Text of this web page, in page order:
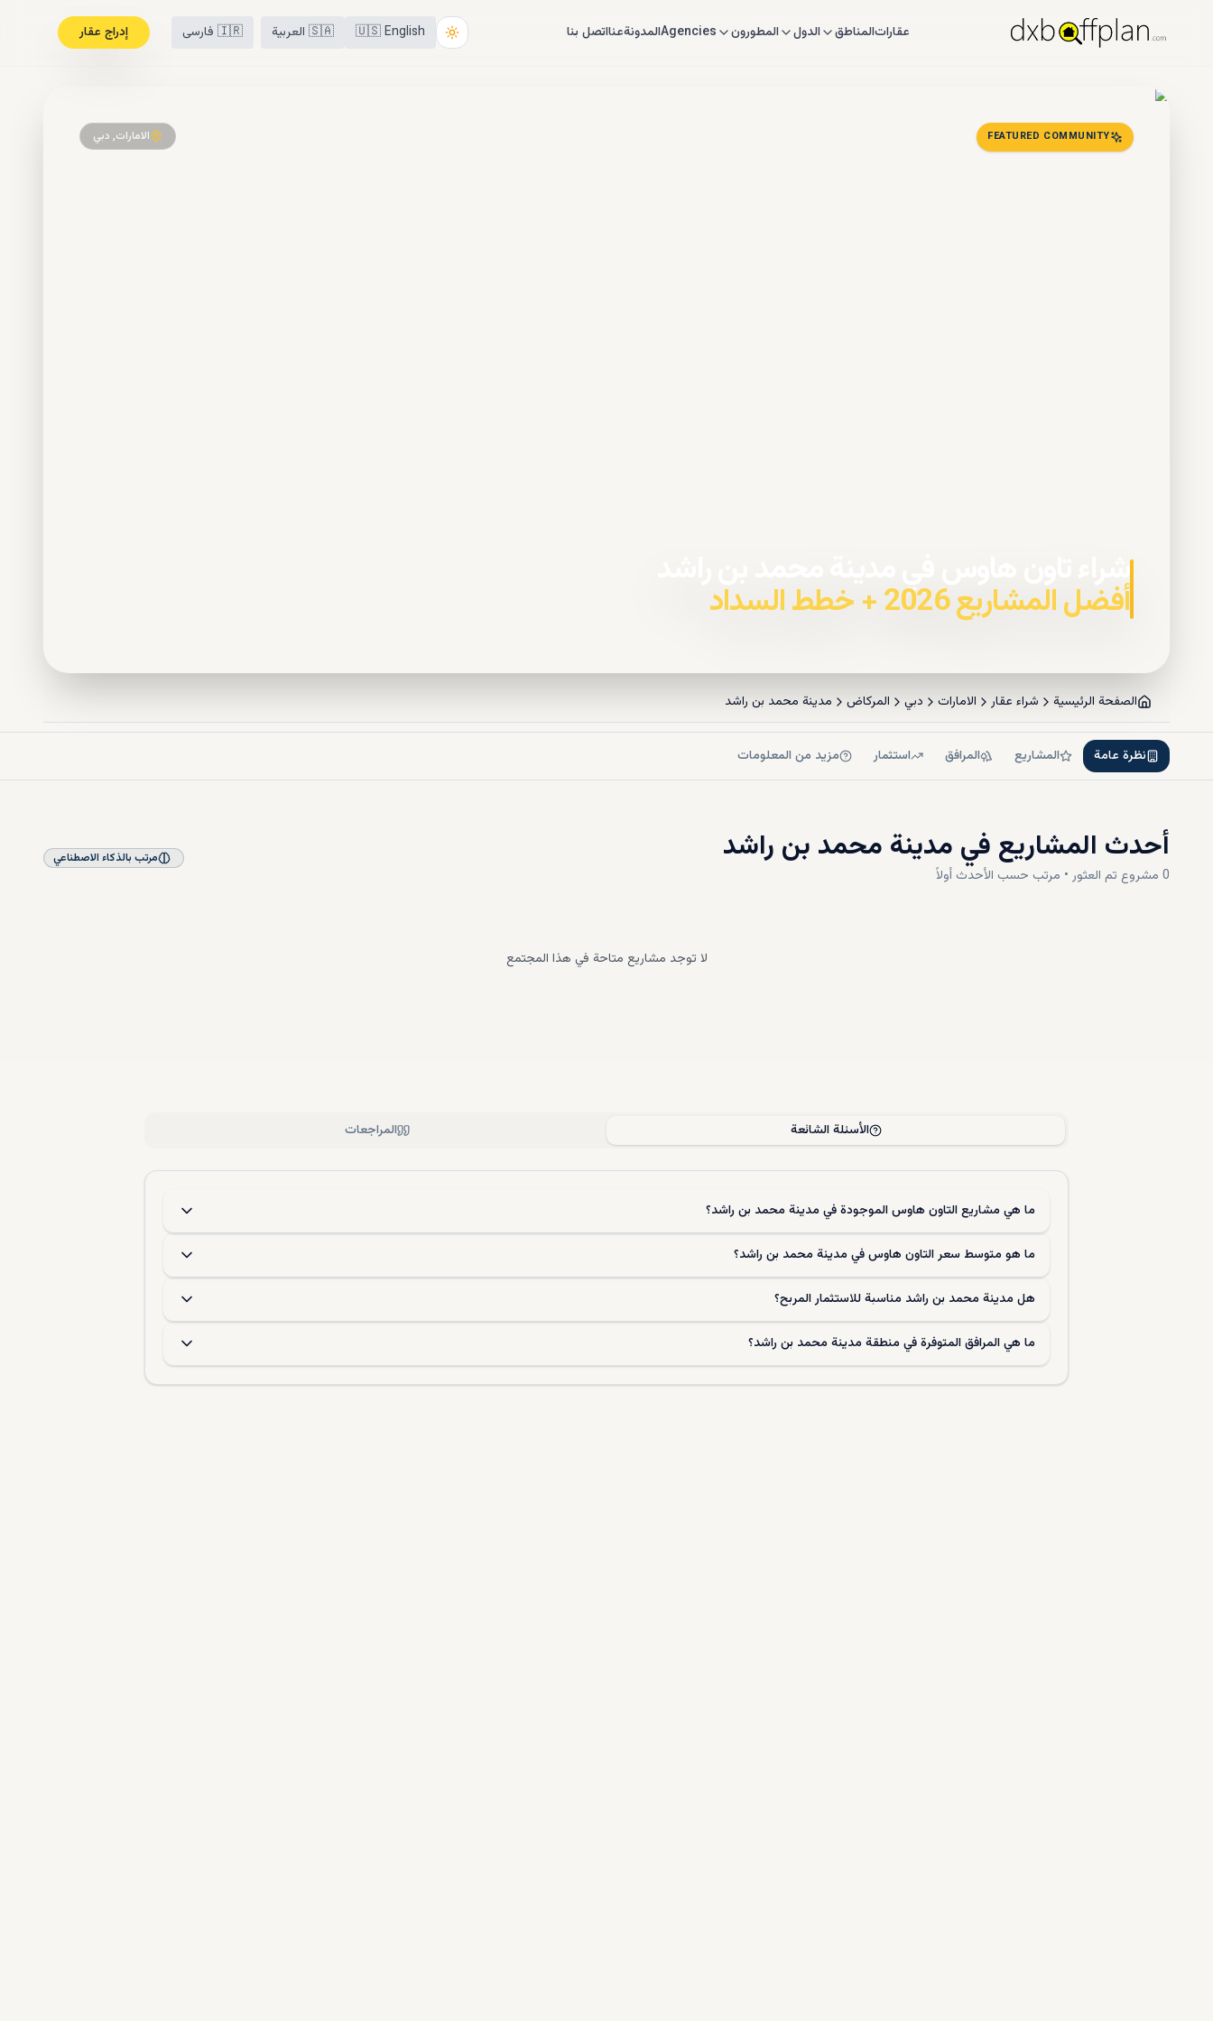
عقاراتالمناطق الدول المطورون Agenciesالمدونةعنااتصل بنا 🇺🇸English
🇸🇦 العربية 🇮🇷 فارسی إدراج عقار
FEATURED COMMUNITY الامارات, دبي
شراء تاون هاوس في مدينة محمد بن راشد
أفضل المشاريع 2026 + خطط السداد
الصفحة الرئيسية شراء عقار الامارات دبي المركاض مدينة محمد بن راشد
نظرة عامة المشاريع المرافق استثمار مزيد من المعلومات
أحدث المشاريع في مدينة محمد بن راشد
0 مشروع تم العثور • مرتب حسب الأحدث أولاً
مرتب بالذكاء الاصطناعي
لا توجد مشاريع متاحة في هذا المجتمع
الأسئلة الشائعة المراجعات
ما هي مشاريع التاون هاوس الموجودة في مدينة محمد بن راشد؟
ما هو متوسط سعر التاون هاوس في مدينة محمد بن راشد؟
هل مدينة محمد بن راشد مناسبة للاستثمار المربح؟
ما هي المرافق المتوفرة في منطقة مدينة محمد بن راشد؟